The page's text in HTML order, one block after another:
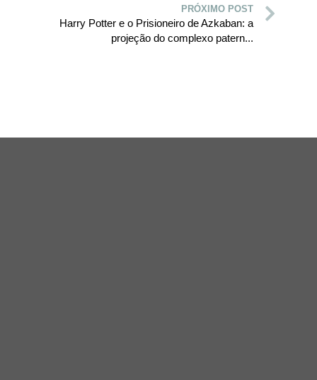
PRÓXIMO POST
Harry Potter e o Prisioneiro de Azkaban: a
projeção do complexo patern...